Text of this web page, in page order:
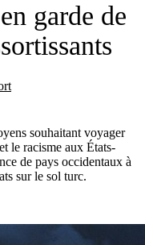
garde de
souhaitant voyager
le racisme aux États-
de pays occidentaux à
sur le sol turc.